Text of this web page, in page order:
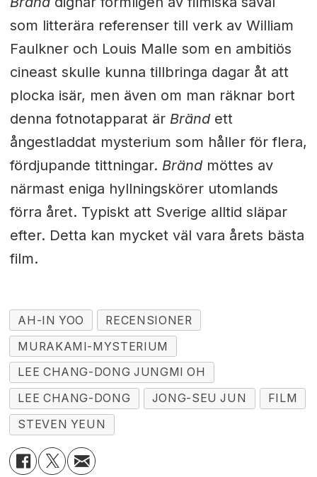
som litterära referenser till verk av William
Faulkner och Louis Malle som en ambitiös
cineast skulle kunna tillbringa dagar åt att
plocka isär, men även om man räknar bort
denna fotnotapparat är Bränd ett
ångestladdat mysterium som håller för flera,
fördjupande tittningar. Brändmöttes av
närmast eniga hyllningskörer utomlands
förra året. Typiskt att Sverige alltid släpar
efter. Detta kan mycket väl vara årets bästa
film.
AH-IN YOO
RECENSIONER
MURAKAMI-MYSTERIUM
LEE CHANG-DONG JUNGMI OH
LEE CHANG-DONG
JONG-SEU JUN
FILM
STEVEN YEUN